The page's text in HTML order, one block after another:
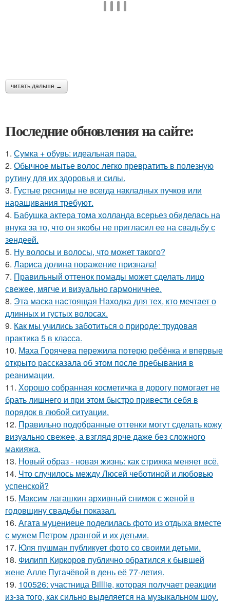
читать дальше →
Последние обновления на сайте:
1. Сумка + обувь: идеальная пара.
2. Обычное мытье волос легко превратить в полезную
рутину для их здоровья и силы.
3. Густые ресницы не всегда накладных пучков или
наращивания требуют.
4. Бабушка актера тома холланда всерьез обиделась на
внука за то, что он якобы не пригласил ее на свадьбу с
зендеей.
5. Ну волосы и волосы, что может такого?
6. Лариса долина поражение признала!
7. Правильный оттенок помады может сделать лицо
свежее, мягче и визуально гармоничнее.
8. Эта маска настоящая Находка для тех, кто мечтает о
длинных и густых волосах.
9. Как мы учились заботиться о природе: трудовая
практика 5 в класса.
10. Маха Горячева пережила потерю ребёнка и впервые
открыто рассказала об этом после пребывания в
реанимации.
11. Хорошо собранная косметичка в дорогу помогает не
брать лишнего и при этом быстро привести себя в
порядок в любой ситуации.
12. Правильно подобранные оттенки могут сделать кожу
визуально свежее, а взгляд ярче даже без сложного
макияжа.
13. Новый образ - новая жизнь: как стрижка меняет всё.
14. Что случилось между Люсей чеботиной и любовью
успенской?
15. Максим лагашкин архивный снимок с женой в
годовщину свадьбы показал.
16. Агата муцениеце поделилась фото из отдыха вместе
с мужем Петром дрангой и их детьми.
17. Юля пушман публикует фото со своими детьми.
18. Филипп Киркоров публично обратился к бывшей
жене Алле Пугачёвой в день её 77-летия.
19. 100526: участница Billlie, которая получает реакции
из-за того, как сильно выделяется на музыкальном шоу.